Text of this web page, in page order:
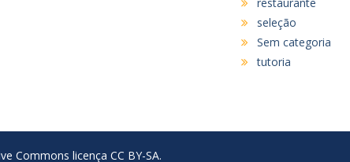
seleção
Sem categoria
tutoria
Commons licença CC BY-SA.